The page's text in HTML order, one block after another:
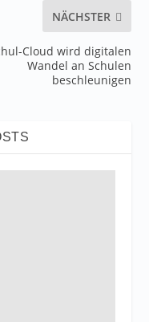
NÄCHSTER
Cloud wird digitalen
Wandel an Schulen
beschleunigen